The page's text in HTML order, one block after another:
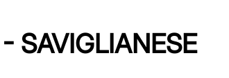
SAVIGLIANESE